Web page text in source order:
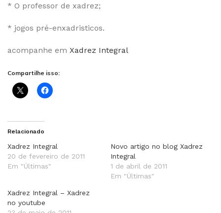
* O professor de xadrez;
* jogos pré-enxadristicos.
acompanhe em Xadrez Integral
Compartilhe isso:
Relacionado
Xadrez Integral
20 de fevereiro de 2011
Em "Últimas"
Novo artigo no blog Xadrez
Integral
1 de abril de 2011
Em "Últimas"
Xadrez Integral – Xadrez
no youtube